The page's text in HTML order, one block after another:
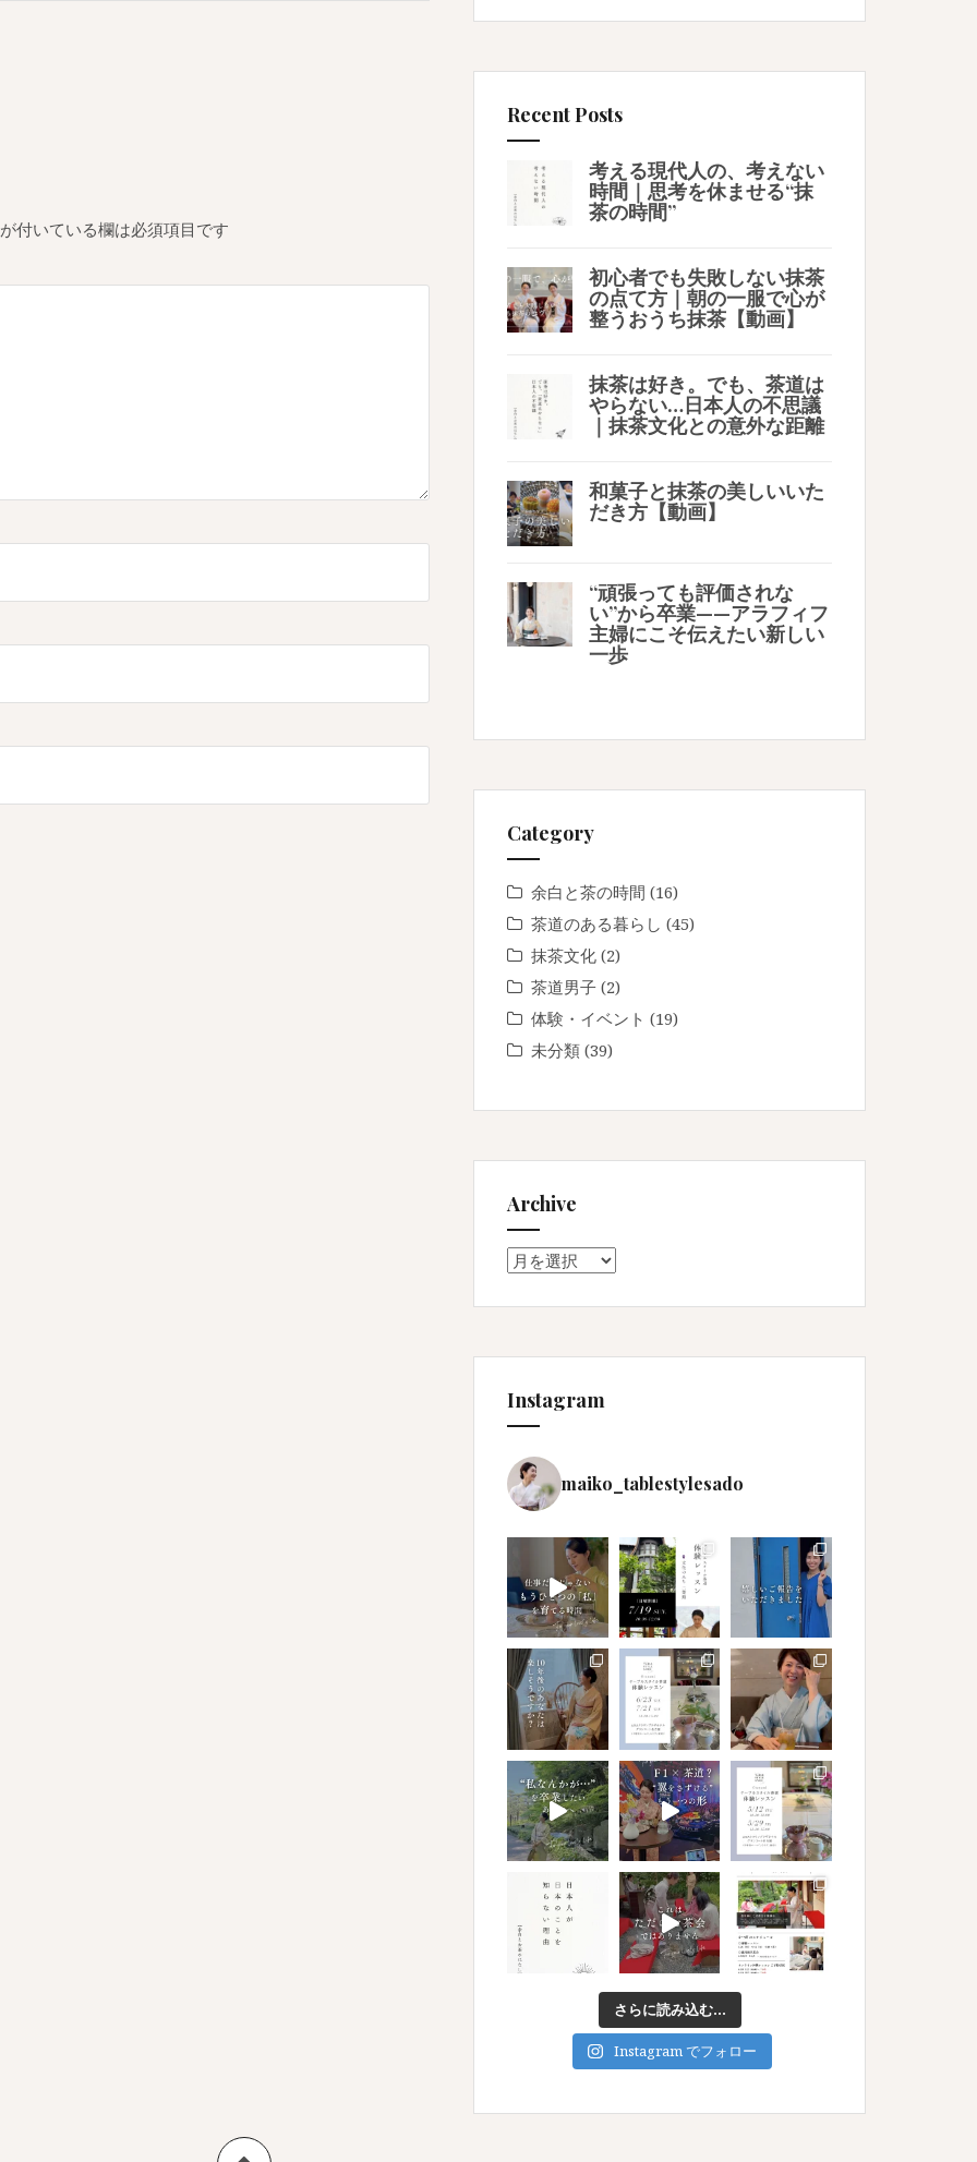
付いている欄は必須項目です
Recent Posts
考える現代人の、考えない
時間｜思考を休ませる“抹
茶の時間”
初心者でも失敗しない抹茶
の点て方｜朝の一服で心が
整うおうち抹茶【動画】
抹茶は好き。でも、茶道は
やらない…日本人の不思議
｜抹茶文化との意外な距離
和菓子と抹茶の美しいいた
だき方【動画】
“頑張っても評価されな
い”から卒業——アラフィフ
主婦にこそ伝えたい新しい
一歩
Category
余白と茶の時間 (16)
茶道のある暮らし (45)
抹茶文化 (2)
茶道男子 (2)
体験・イベント (19)
未分類 (39)
Archive
Archive
Instagram
maiko_tablestylesado
さらに読み込む...
Instagram でフォロー